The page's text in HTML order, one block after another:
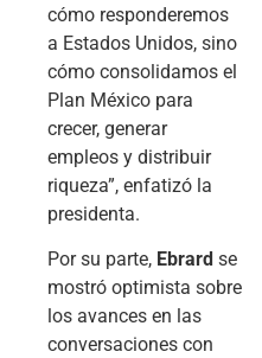
cómo responderemos
a Estados Unidos, sino
cómo consolidamos el
Plan México para
crecer, generar
empleos y distribuir
riqueza”, enfatizó la
presidenta.
Por su parte, Ebrard se
mostró optimista sobre
los avances en las
conversaciones con